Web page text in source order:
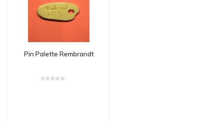
Pin Palette Rembrandt